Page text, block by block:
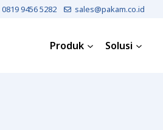
0819 9456 5282 sales@pakam.co.id
Produk Solusi